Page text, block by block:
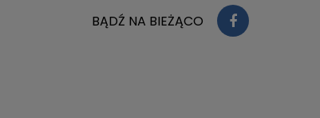
BĄDŹ NA BIEŻĄCO